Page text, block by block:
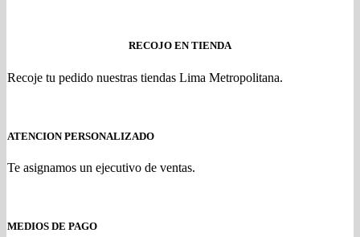
RECOJO EN TIENDA
Recoje tu pedido nuestras tiendas Lima Metropolitana.
ATENCION PERSONALIZADO
Te asignamos un ejecutivo de ventas.
MEDIOS DE PAGO